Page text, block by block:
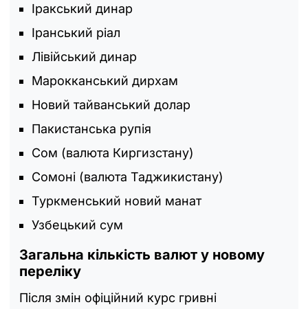
Іракський динар
Іранський ріал
Лівійський динар
Марокканський дирхам
Новий тайванський долар
Пакистанська рупія
Сом (валюта Киргизстану)
Сомоні (валюта Таджикистану)
Туркменський новий манат
Узбецький сум
Загальна кількість валют у новому
переліку
Після змін офіційний курс гривні